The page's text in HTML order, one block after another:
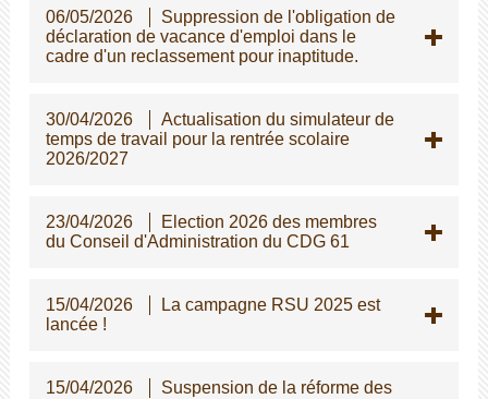
06/05/2026
Suppression de l'obligation de
déclaration de vacance d'emploi dans le
cadre d'un reclassement pour inaptitude.
30/04/2026
Actualisation du simulateur de
temps de travail pour la rentrée scolaire
2026/2027
23/04/2026
Election 2026 des membres
du Conseil d'Administration du CDG 61
15/04/2026
La campagne RSU 2025 est
lancée !
15/04/2026
Suspension de la réforme des